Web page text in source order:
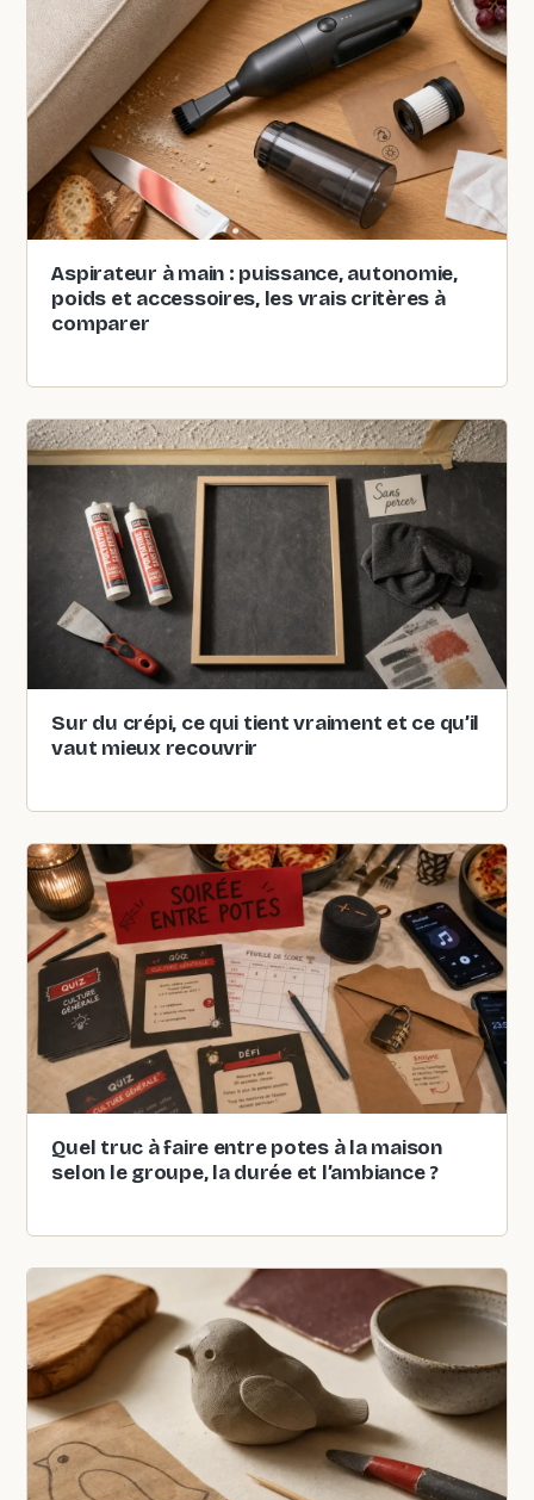
Aspirateur à main : puissance, autonomie,
poids et accessoires, les vrais critères à
comparer
Sur du crépi, ce qui tient vraiment et ce qu’il
vaut mieux recouvrir
Quel truc à faire entre potes à la maison
selon le groupe, la durée et l’ambiance ?